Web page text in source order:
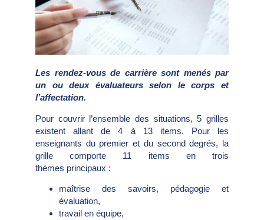
Les rendez-vous de carrière sont menés par
un ou deux évaluateurs selon le corps et
l’affectation.
Pour couvrir l’ensemble des situations, 5 grilles
existent allant de 4 à 13 items. Pour les
enseignants du premier et du second degrés, la
grille comporte 11 items en trois
thèmes principaux :
maîtrise des savoirs, pédagogie et
évaluation,
travail en équipe,